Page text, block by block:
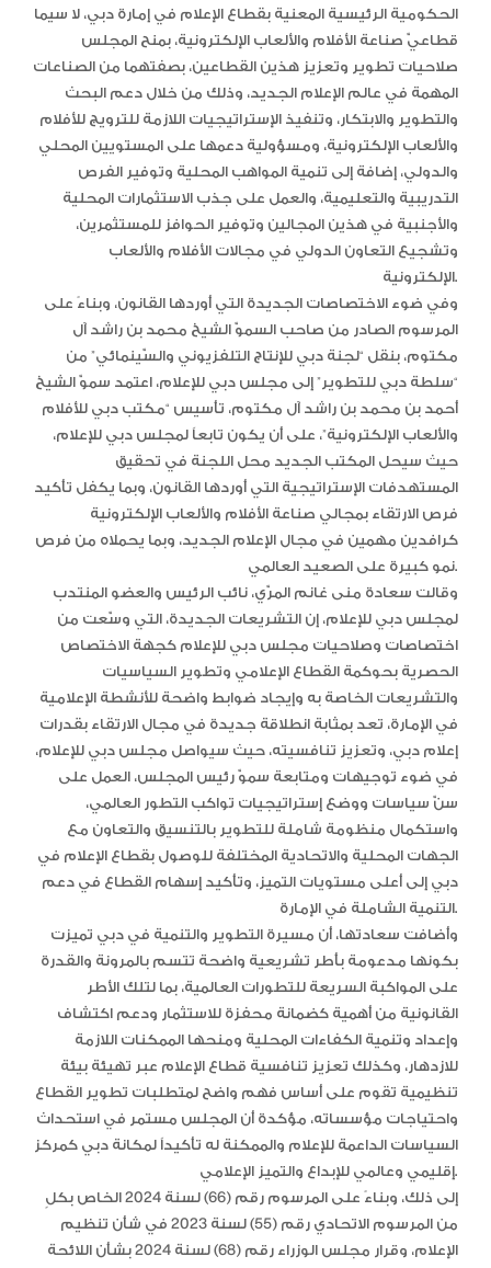
الحكومية الرئيسية المعنية بقطاع الإعلام في إمارة دبي، لا سيما
قطاعيّ صناعة الأفلام والألعاب الإلكترونية، بمنح المجلس
صلاحيات تطوير وتعزيز هذين القطاعين، بصفتهما من الصناعات
المهمة في عالم الإعلام الجديد، وذلك من خلال دعم البحث
والتطوير والابتكار، وتنفيذ الإستراتيجيات اللازمة للترويج للأفلام
والألعاب الإلكترونية، ومسؤولية دعمها على المستويين المحلي
والدولي، إضافة إلى تنمية المواهب المحلية وتوفير الفرص
التدريبية والتعليمية، والعمل على جذب الاستثمارات المحلية
والأجنبية في هذين المجالين وتوفير الحوافز للمستثمرين،
وتشجيع التعاون الدولي في مجالات الأفلام والألعاب
الإلكترونية.
وفي ضوء الاختصاصات الجديدة التي أوردها القانون، وبناءً على
المرسوم الصادر من صاحب السموّ الشيخ محمد بن راشد آل
مكتوم، بنقل “لجنة دبي للإنتاج التلفزيوني والسّينمائي” من
“سلطة دبي للتطوير” إلى مجلس دبي للإعلام، اعتمد سموّ الشيخ
أحمد بن محمد بن راشد آل مكتوم، تأسيس “مكتب دبي للأفلام
والألعاب الإلكترونية”، على أن يكون تابعاً لمجلس دبي للإعلام،
حيث سيحل المكتب الجديد محل اللجنة في تحقيق
المستهدفات الإستراتيجية التي أوردها القانون، وبما يكفل تأكيد
فرص الارتقاء بمجالي صناعة الأفلام والألعاب الإلكترونية
كرافدين مهمين في مجال الإعلام الجديد، وبما يحملاه من فرص
نمو كبيرة على الصعيد العالمي.
وقالت سعادة منى غانم المرّي، نائب الرئيس والعضو المنتدب
لمجلس دبي للإعلام، إن التشريعات الجديدة، التي وسّعت من
اختصاصات وصلاحيات مجلس دبي للإعلام كجهة الاختصاص
الحصرية بحوكمة القطاع الإعلامي وتطوير السياسيات
والتشريعات الخاصة به وإيجاد ضوابط واضحة للأنشطة الإعلامية
في الإمارة، تعد بمثابة انطلاقة جديدة في مجال الارتقاء بقدرات
إعلام دبي، وتعزيز تنافسيته، حيث سيواصل مجلس دبي للإعلام،
في ضوء توجيهات ومتابعة سموّ رئيس المجلس، العمل على
سنّ سياسات ووضع إستراتيجيات تواكب التطور العالمي،
واستكمال منظومة شاملة للتطوير بالتنسيق والتعاون مع
الجهات المحلية والاتحادية المختلفة للوصول بقطاع الإعلام في
دبي إلى أعلى مستويات التميز، وتأكيد إسهام القطاع في دعم
التنمية الشاملة في الإمارة.
وأضافت سعادتها، أن مسيرة التطوير والتنمية في دبي تميزت
بكونها مدعومة بأطر تشريعية واضحة تتسم بالمرونة والقدرة
على المواكبة السريعة للتطورات العالمية، بما لتلك الأطر
القانونية من أهمية كضمانة محفزة للاستثمار ودعم اكتشاف
وإعداد وتنمية الكفاءات المحلية ومنحها الممكنات اللازمة
للازدهار، وكذلك تعزيز تنافسية قطاع الإعلام عبر تهيئة بيئة
تنظيمية تقوم على أساس فهم واضح لمتطلبات تطوير القطاع
واحتياجات مؤسساته، مؤكدة أن المجلس مستمر في استحداث
السياسات الداعمة للإعلام والممكنة له تأكيداً لمكانة دبي كمركز
إقليمي وعالمي للإبداع والتميز الإعلامي.
إلى ذلك، وبناءً على المرسوم رقم (66) لسنة 2024 الخاص بكلٍ
من المرسوم الاتحادي رقم (55) لسنة 2023 في شأن تنظيم
الإعلام، وقرار مجلس الوزراء رقم (68) لسنة 2024 بشأن اللائحة